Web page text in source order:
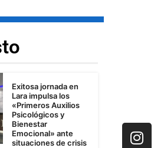
Exitosa jornada en
Lara impulsa los
«Primeros Auxilios
Psicológicos y
Bienestar
Emocional» ante
situaciones de crisis